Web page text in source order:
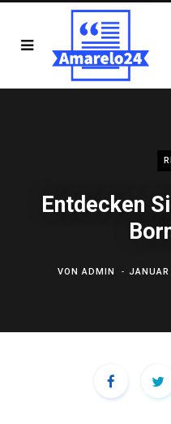
Entdecken
VONADMIN